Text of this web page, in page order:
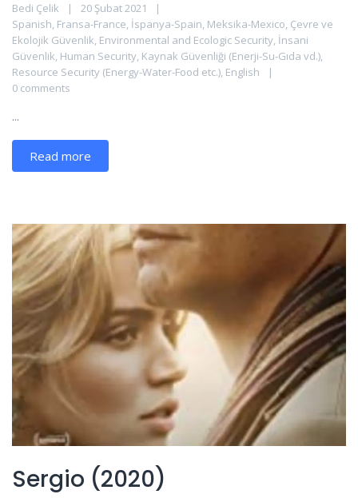
Bedi Çelik
20 Şubat 2021
Spanish, Fransa-France, İspanya-Spain, Meksika-Mexico, Çevre ve
Ekolojik Güvenlik, Environmental and Ecologic Security, İnsani
Güvenlik, Human Security, Kaynak Güvenliği (Enerji-Su-Gıda vd.),
Resource Security (Energy-Water-Food etc.), English
0 comments
...
Read more
Sergio (2020)